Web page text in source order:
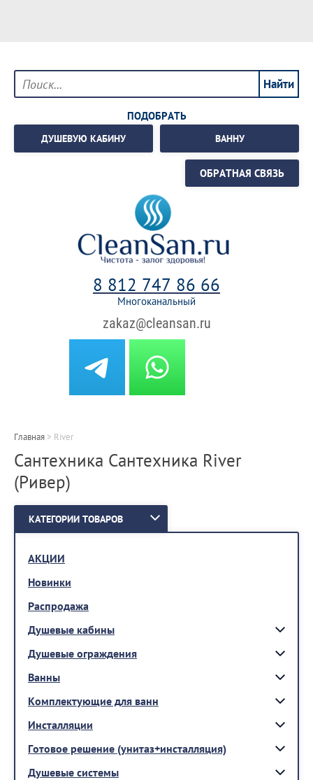
ПОДОБРАТЬ
ДУШЕВУЮ КАБИНУ ВАННУ
ОБРАТНАЯ СВЯЗЬ
8 812 747 86 66
Многоканальный
zakaz@cleansan.ru
Главная > River
Сантехника Сантехника River
(Ривер)
КАТЕГОРИИ ТОВАРОВ
АКЦИИ
Новинки
Распродажа
Душевые кабины
Душевые ограждения
Ванны
Комплектующие для ванн
Инсталляции
Готовое решение (унитаз+инсталляция)
Душевые системы